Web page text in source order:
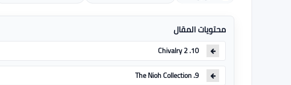
محتويات المقال
10. Chivalry 2
9. The Nioh Collection